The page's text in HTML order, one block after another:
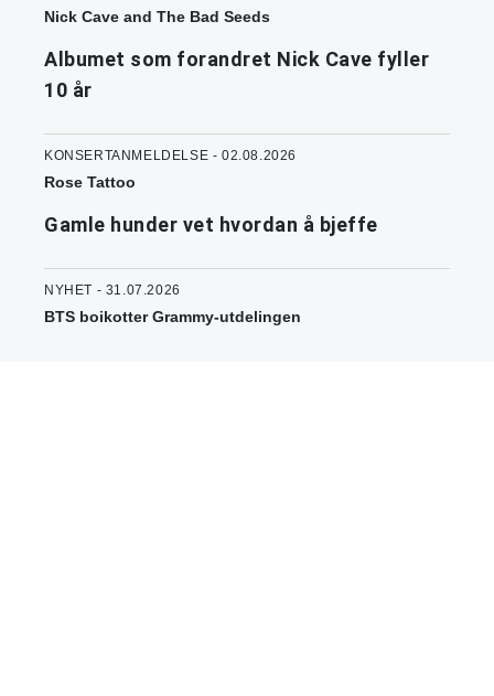
Nick Cave and The Bad Seeds
Albumet som forandret Nick Cave fyller
10 år
KONSERTANMELDELSE - 02.08.2026
Rose Tattoo
Gamle hunder vet hvordan å bjeffe
NYHET - 31.07.2026
BTS boikotter Grammy-utdelingen